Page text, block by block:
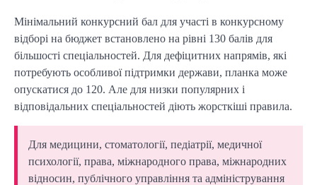
Мінімальний конкурсний бал для участі в конкурсному
відборі на бюджет встановлено на рівні 130 балів для
більшості спеціальностей. Для дефіцитних напрямів, які
потребують особливої підтримки держави, планка може
опускатися до 120. Але для низки популярних і
відповідальних спеціальностей діють жорсткіші правила.
Для медицини, стоматології, педіатрії, медичної
психології, права, міжнародного права, міжнародних
відносин, публічного управління та адміністрування